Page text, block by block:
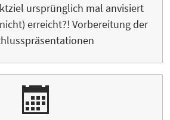
ursprünglich mal anvisiert
erreicht?! Vorbereitung der